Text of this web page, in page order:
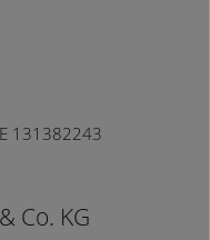
131382243
Co. KG